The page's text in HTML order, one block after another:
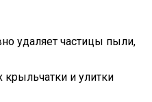
удаляет частицы пыли,
крыльчатки и улитки